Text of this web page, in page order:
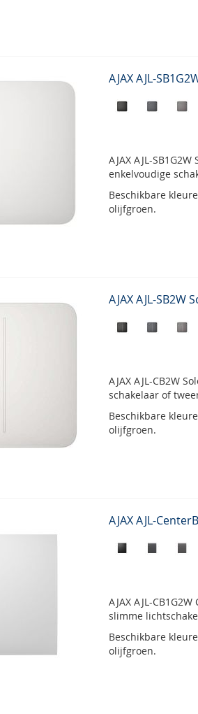
AJAX AJL-
AJAX AJL-
enkelvoudige
Beschikbare
olijfgroen.
AJAX AJL-SB2W
AJAX AJL-CB2W
schakelaar of
Beschikbare
olijfgroen.
AJAX AJL-
AJAX AJL-
slimme
Beschikbare
olijfgroen.